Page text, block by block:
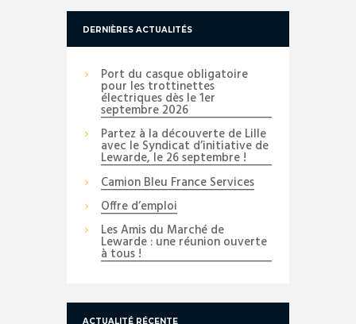
DERNIÈRES ACTUALITÉS
Port du casque obligatoire
pour les trottinettes
électriques dès le 1er
septembre 2026
Partez à la découverte de Lille
avec le Syndicat d’initiative de
Lewarde, le 26 septembre !
Camion Bleu France Services
Offre d’emploi
Les Amis du Marché de
Lewarde : une réunion ouverte
à tous !
ACTUALITÉ RÉCENTE